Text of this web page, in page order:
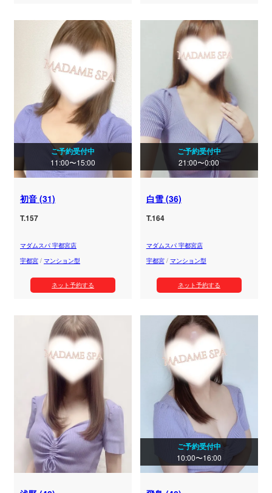
ご予約受付中
11:00〜15:00
初音 (31)
T.157
マダムスパ 宇都宮店
宇都宮 / マンション型
ネット予約する
ご予約受付中
21:00〜0:00
白雪 (36)
T.164
マダムスパ 宇都宮店
宇都宮/ マンション型
ネット予約する
ご予約受付中
10:00〜16:00